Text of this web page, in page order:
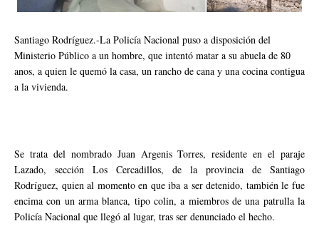
Santiago Rodríguez.-La Policía Nacional puso a disposición del
Ministerio Público a un hombre, que intentó matar a su abuela de 80
anos, a quien le quemó la casa, un rancho de cana y una cocina contigua
a la vivienda.
Se trata del nombrado Juan Argenis Torres, residente en el paraje
Lazado, sección Los Cercadillos, de la provincia de Santiago
Rodríguez, quien al momento en que iba a ser detenido, también le fue
encima con un arma blanca, tipo colin, a miembros de una patrulla la
Policía Nacional que llegó al lugar, tras ser denunciado el hecho.